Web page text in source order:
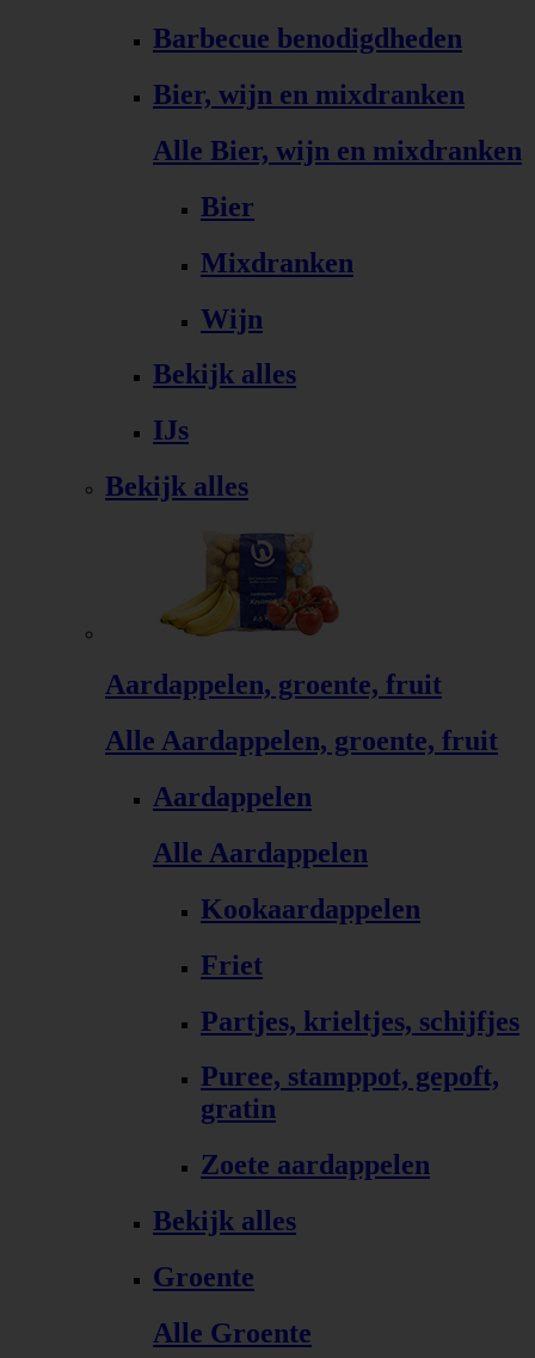
Barbecue benodigdheden
Bier, wijn en mixdranken
Alle Bier, wijn en mixdranken
Bier
Mixdranken
Wijn
Bekijk alles
IJs
Bekijk alles
Aardappelen, groente, fruit
Alle Aardappelen, groente, fruit
Aardappelen
Alle Aardappelen
Kookaardappelen
Friet
Partjes, krieltjes, schijfjes
Puree, stamppot, gepoft,
gratin
Zoete aardappelen
Bekijk alles
Groente
Alle Groente